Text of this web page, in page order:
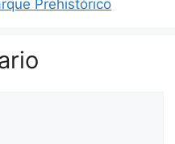
Prehistórico